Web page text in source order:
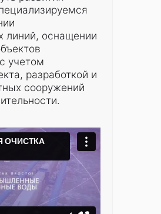
линий, оснащении
учетом
разработкой и
сооружений